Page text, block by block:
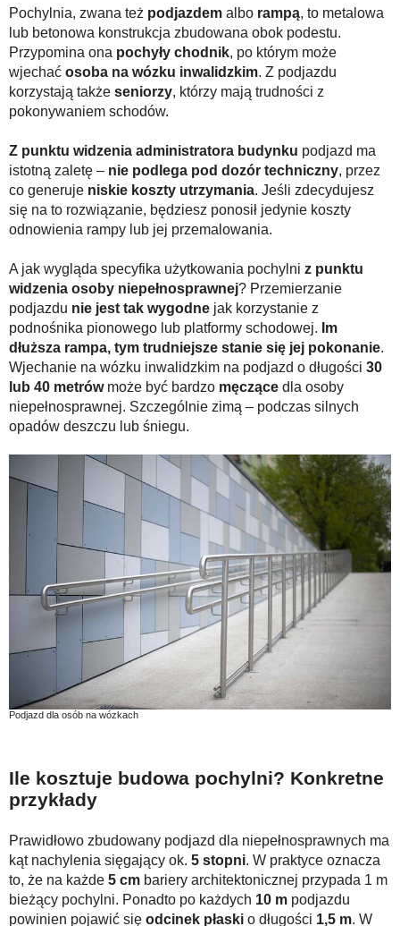
Pochylnia, zwana też podjazdem albo rampą, to metalowa
lub betonowa konstrukcja zbudowana obok podestu.
Przypomina ona pochyły chodnik, po którym może
wjechać osoba na wózku inwalidzkim. Z podjazdu
korzystają także seniorzy, którzy mają trudności z
pokonywaniem schodów.
Z punktu widzenia administratora budynku podjazd ma
istotną zaletę – nie podlega pod dozór techniczny, przez
co generuje niskie koszty utrzymania. Jeśli zdecydujesz
się na to rozwiązanie, będziesz ponosił jedynie koszty
odnowienia rampy lub jej przemalowania.
A jak wygląda specyfika użytkowania pochylni z punktu
widzenia osoby niepełnosprawnej? Przemierzanie
podjazdu nie jest tak wygodne jak korzystanie z
podnośnika pionowego lub platformy schodowej. Im
dłuższa rampa, tym trudniejsze stanie się jej pokonanie.
Wjechanie na wózku inwalidzkim na podjazd o długości 30
lub 40 metrówmoże być bardzo męczące dla osoby
niepełnosprawnej. Szczególnie zimą – podczas silnych
opadów deszczu lub śniegu.
Podjazd dla osób na wózkach
Ile kosztuje budowa pochylni? Konkretne
przykłady
Prawidłowo zbudowany podjazd dla niepełnosprawnych ma
kąt nachylenia sięgający ok. 5 stopni. W praktyce oznacza
to, że na każde 5 cm bariery architektonicznej przypada 1 m
bieżący pochylni. Ponadto po każdych 10 m podjazdu
powinien pojawić się odcinek płaski o długości 1,5 m. W